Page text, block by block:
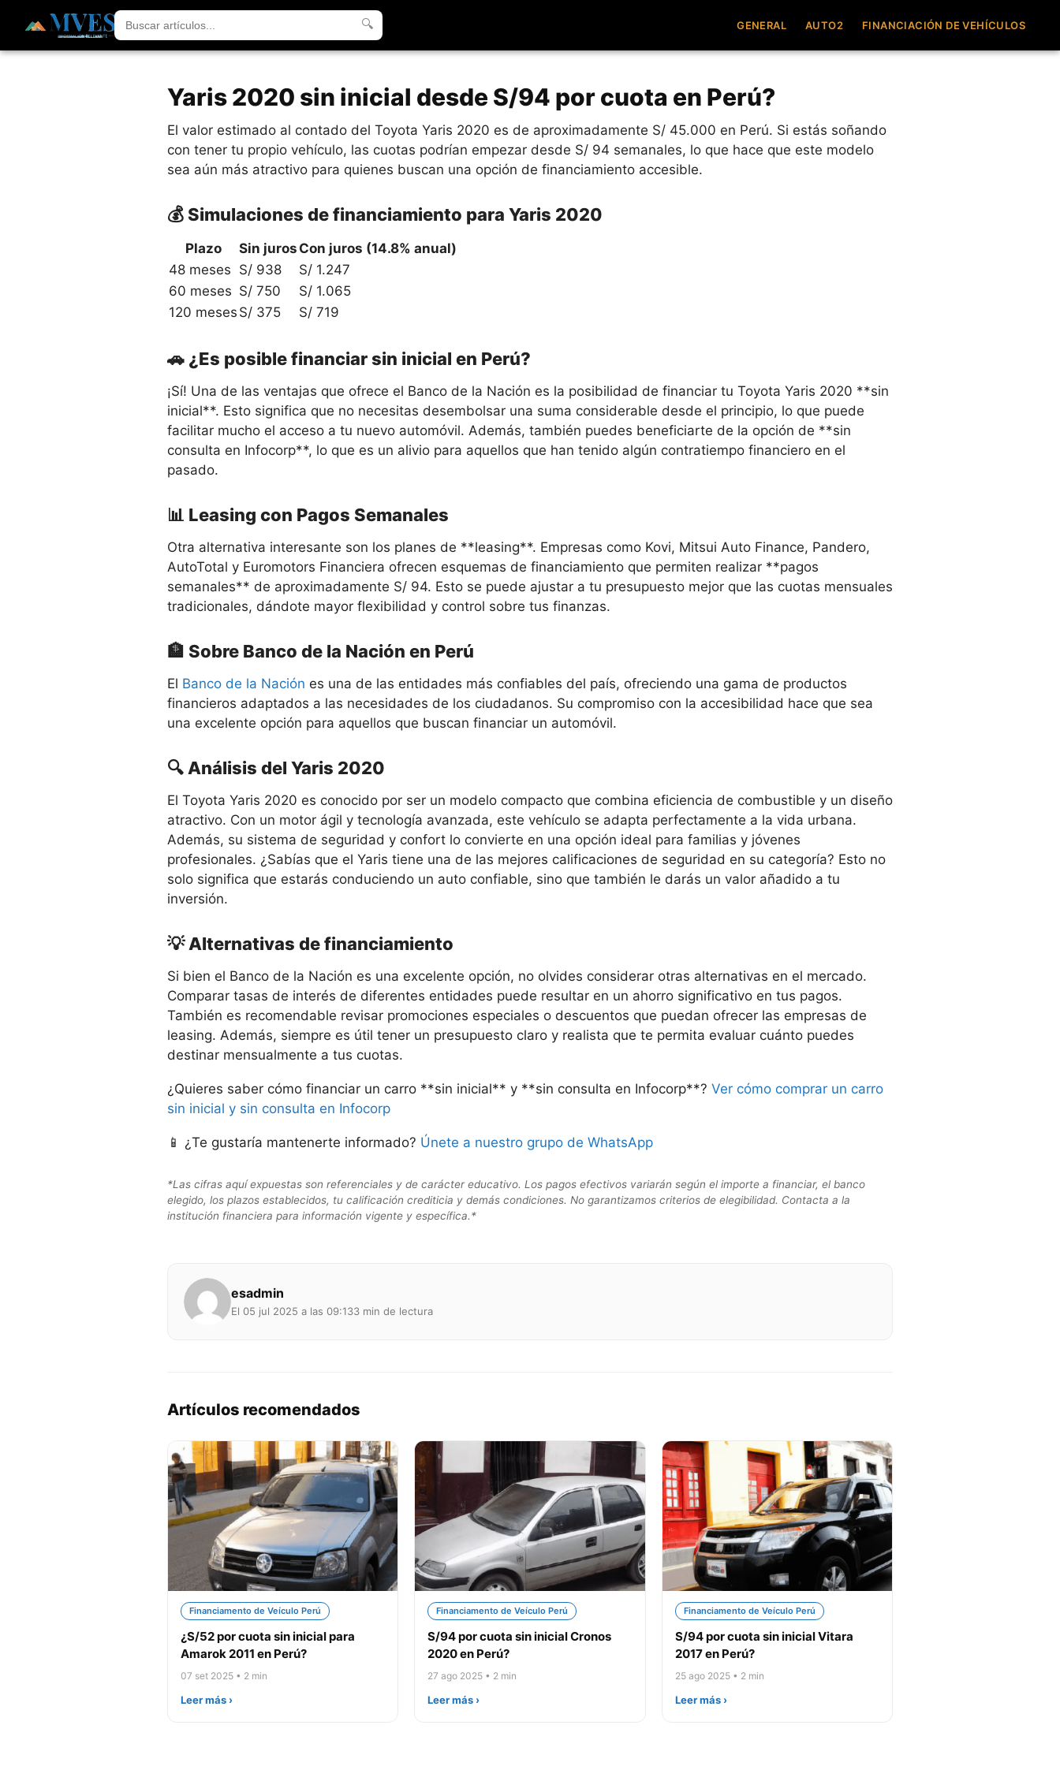
🔍 GENERAL AUTO2 FINANCIACIÓN DE VEHÍCULOS
Yaris 2020 sin inicial desde S/94 por cuota en Perú?
El valor estimado al contado del Toyota Yaris 2020 es de aproximadamente S/ 45.000 en Perú. Si estás soñando
con tener tu propio vehículo, las cuotas podrían empezar desde S/ 94 semanales, lo que hace que este modelo
sea aún más atractivo para quienes buscan una opción de financiamiento accesible.
💰 Simulaciones de financiamiento para Yaris 2020
Plazo Sin juros Con juros (14.8% anual)
48 meses S/ 938
S/ 1.247
60 meses S/ 750
S/ 1.065
120 meses S/ 375 S/ 719
🚗 ¿Es posible financiar sin inicial en Perú?
¡Sí! Una de las ventajas que ofrece el Banco de la Nación es la posibilidad de financiar tu Toyota Yaris 2020 **sin
inicial**. Esto significa que no necesitas desembolsar una suma considerable desde el principio, lo que puede
facilitar mucho el acceso a tu nuevo automóvil. Además, también puedes beneficiarte de la opción de **sin
consulta en Infocorp**, lo que es un alivio para aquellos que han tenido algún contratiempo financiero en el
pasado.
📊 Leasing con Pagos Semanales
Otra alternativa interesante son los planes de **leasing**. Empresas como Kovi, Mitsui Auto Finance, Pandero,
AutoTotal y Euromotors Financiera ofrecen esquemas de financiamiento que permiten realizar **pagos
semanales** de aproximadamente S/ 94. Esto se puede ajustar a tu presupuesto mejor que las cuotas mensuales
tradicionales, dándote mayor flexibilidad y control sobre tus finanzas.
🏦 Sobre Banco de la Nación en Perú
El Banco de la Nación es una de las entidades más confiables del país, ofreciendo una gama de productos
financieros adaptados a las necesidades de los ciudadanos. Su compromiso con la accesibilidad hace que sea
una excelente opción para aquellos que buscan financiar un automóvil.
🔍 Análisis del Yaris 2020
El Toyota Yaris 2020 es conocido por ser un modelo compacto que combina eficiencia de combustible y un diseño
atractivo. Con un motor ágil y tecnología avanzada, este vehículo se adapta perfectamente a la vida urbana.
Además, su sistema de seguridad y confort lo convierte en una opción ideal para familias y jóvenes
profesionales. ¿Sabías que el Yaris tiene una de las mejores calificaciones de seguridad en su categoría? Esto no
solo significa que estarás conduciendo un auto confiable, sino que también le darás un valor añadido a tu
inversión.
💡 Alternativas de financiamiento
Si bien el Banco de la Nación es una excelente opción, no olvides considerar otras alternativas en el mercado.
Comparar tasas de interés de diferentes entidades puede resultar en un ahorro significativo en tus pagos.
También es recomendable revisar promociones especiales o descuentos que puedan ofrecer las empresas de
leasing. Además, siempre es útil tener un presupuesto claro y realista que te permita evaluar cuánto puedes
destinar mensualmente a tus cuotas.
¿Quieres saber cómo financiar un carro **sin inicial** y **sin consulta en Infocorp**? Ver cómo comprar un carro
sin inicial y sin consulta en Infocorp
📱 ¿Te gustaría mantenerte informado? Únete a nuestro grupo de WhatsApp
*Las cifras aquí expuestas son referenciales y de carácter educativo. Los pagos efectivos variarán según el importe a financiar, el banco
elegido, los plazos establecidos, tu calificación crediticia y demás condiciones. No garantizamos criterios de elegibilidad. Contacta a la
institución financiera para información vigente y específica.*
esadmin
El 05 jul 2025 a las 09:133 min de lectura
Artículos recomendados
Financiamento de Veículo Perú
¿S/52 por cuota sin inicial para
Amarok 2011 en Perú?
07 set 2025 • 2 min
Leer más ›
Financiamento de Veículo Perú
S/94 por cuota sin inicial Cronos
2020 en Perú?
27 ago 2025 • 2 min
Leer más ›
Financiamento de Veículo Perú
S/94 por cuota sin inicial Vitara
2017 en Perú?
25 ago 2025 • 2 min
Leer más ›